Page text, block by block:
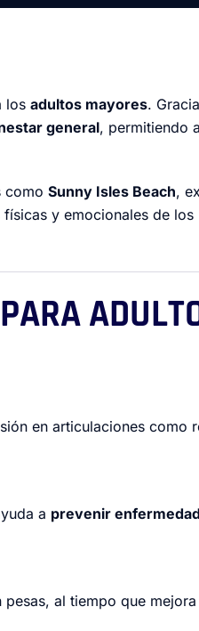
los adultos mayores.
general, permitiendo
como Sunny Isles Beach,
y emocionales de los
en articulaciones como
a prevenir
pesas, al tiempo que mejora